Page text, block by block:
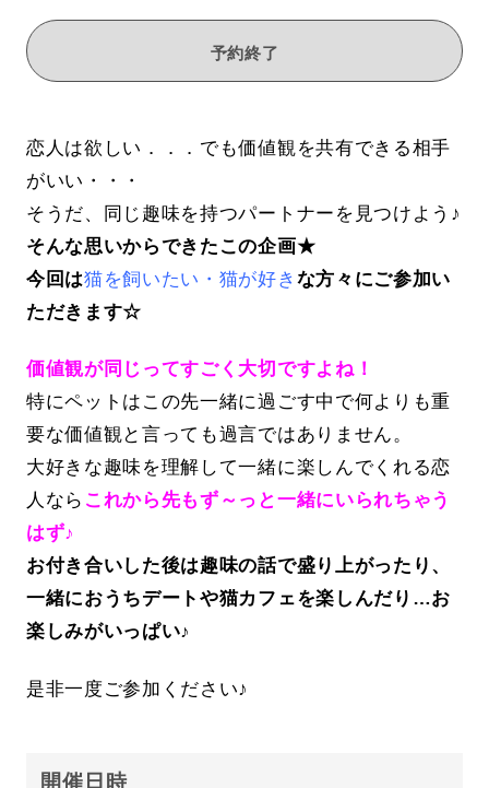
予約終了
恋人は欲しい．．．でも価値観を共有できる相手
がいい・・・
そうだ、同じ趣味を持つパートナーを見つけよう♪
そんな思いからできたこの企画★
今回は猫を飼いたい・猫が好き な方々にご参加い
ただきます☆
価値観が同じってすごく大切ですよね！
特にペットはこの先一緒に過ごす中で何よりも重
要な価値観と言っても過言ではありません。
大好きな趣味を理解して一緒に楽しんでくれる恋
人なら これから先もず～っと一緒にいられちゃう
はず♪
お付き合いした後は趣味の話で盛り上がったり、
一緒におうちデートや猫カフェを楽しんだり…お
楽しみがいっぱい♪
是非一度ご参加ください♪
開催日時